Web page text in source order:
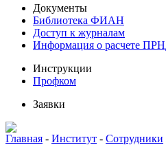
Документы
Библиотека ФИАН
Доступ к журналам
Информация о расчете
Инструкции
Профком
Заявки
Главная - Институт - Сотрудники